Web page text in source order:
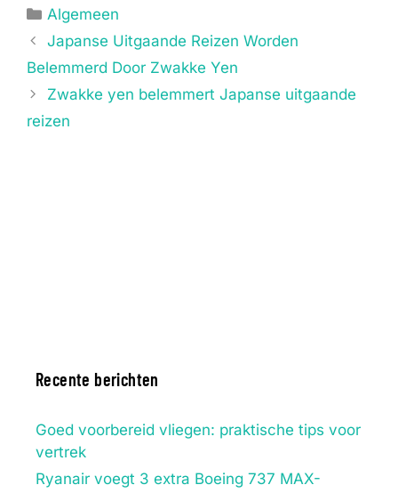
Categorieën
Algemeen
Japanse Uitgaande Reizen Worden
Belemmerd Door Zwakke Yen
Zwakke yen belemmert Japanse uitgaande
reizen
Recente berichten
Goed voorbereid vliegen: praktische tips voor
vertrek
Ryanair voegt 3 extra Boeing 737 MAX-